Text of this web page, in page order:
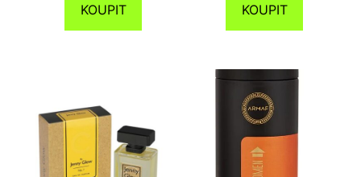
KOUPIT KOUPIT